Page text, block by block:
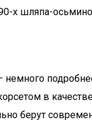
шляпа-
в
берут